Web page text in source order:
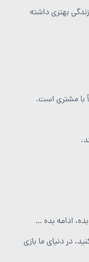
بهتری داشته
در دنیای ما بازی